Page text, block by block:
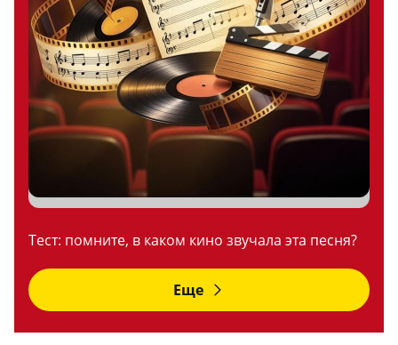
Тест: помните, в каком кино звучала эта песня?
Еще